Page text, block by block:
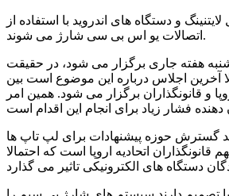
لایتنینگ و دستگاه های اندروید با استفاده از
اتصالات یو اس بی سی شارژ می شوند.
هفته جاری برگزار می شود، در حقیقت
آخرین اجلاس درباره این موضوع است بین
و قانونگذاران برگزار می شود. همین امر
گسترش حوزه پیشنهادات برای لپ تاپ ها
اتحادیه اروپا است که احتمالا